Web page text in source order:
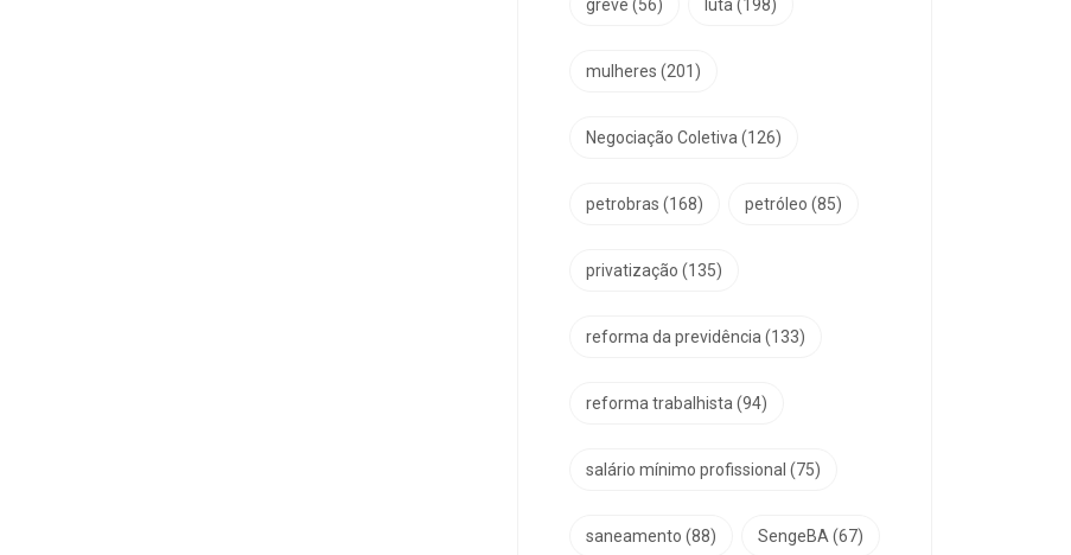
greve (56) luta (198)
mulheres (201)
Negociação Coletiva (126)
petrobras (168) petróleo (85)
privatização (135)
reforma da previdência (133)
reforma trabalhista (94)
salário mínimo profissional (75)
saneamento (88) SengeBA (67)